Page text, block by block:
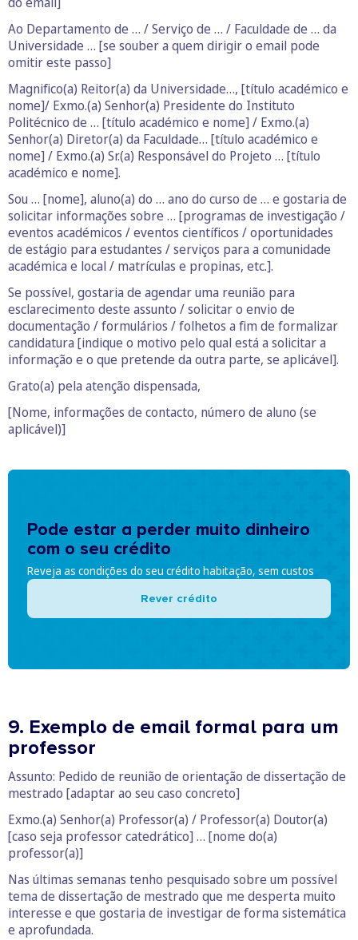
Ao Departamento de … / Serviço de … / Faculdade de … da
Universidade … [se souber a quem dirigir o email pode
omitir este passo]
Magnifico(a) Reitor(a) da Universidade…, [título académico e
nome]/ Exmo.(a) Senhor(a) Presidente do Instituto
Politécnico de … [título académico e nome] / Exmo.(a)
Senhor(a) Diretor(a) da Faculdade… [título académico e
nome] / Exmo.(a) Sr.(a) Responsável do Projeto … [título
académico e nome].
Sou … [nome], aluno(a) do … ano do curso de … e gostaria de
solicitar informações sobre … [programas de investigação /
eventos académicos / eventos científicos / oportunidades
de estágio para estudantes / serviços para a comunidade
académica e local / matrículas e propinas, etc.].
Se possível, gostaria de agendar uma reunião para
esclarecimento deste assunto / solicitar o envio de
documentação / formulários / folhetos a fim de formalizar
candidatura [indique o motivo pelo qual está a solicitar a
informação e o que pretende da outra parte, se aplicável].
Grato(a) pela atenção dispensada,
[Nome, informações de contacto, número de aluno (se
aplicável)]
Pode estar a perder muito dinheiro
com o seu crédito
Reveja as condições do seu crédito habitação, sem custos
Rever crédito
9. Exemplo de email formal para um
professor
Assunto: Pedido de reunião de orientação de dissertação de
mestrado [adaptar ao seu caso concreto]
Exmo.(a) Senhor(a) Professor(a) / Professor(a) Doutor(a)
[caso seja professor catedrático] … [nome do(a)
professor(a)]
Nas últimas semanas tenho pesquisado sobre um possível
tema de dissertação de mestrado que me desperta muito
interesse e que gostaria de investigar de forma sistemática
e aprofundada.